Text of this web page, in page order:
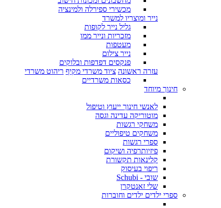
מכשירי ספירלה ולמינציה
נייר ומוצריו למשרד
גליל נייר לקופות
מזכריות ונייר ממו
מעטפות
נייר צילום
פנקסים דפדפות ובלוקים
עזרה ראשונה ציוד משרדי מקיף ריהוט משרדי
כסאות משרדיים
חינוך מיוחד
לאנשי חינוך ייעוץ וטיפול
מוטוריקה עדינה וגסה
משחקי רגשות
משחקים טיפוליים
ספרי רגשות
פיזיותרפיה ושיקום
קלינאות תקשורת
ריפוי בעיסוק
שובי - Schubi
שלי זאנטקרן
ספרי ילדים ילדים וחוברות